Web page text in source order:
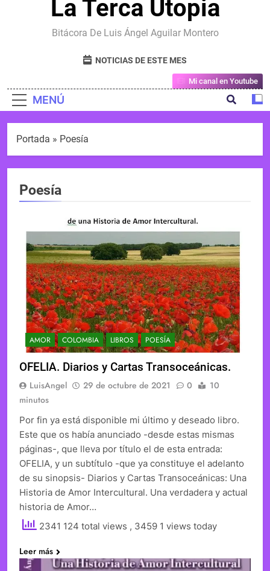
La Terca Utopia
Bitácora De Luis Ángel Aguilar Montero
NOTICIAS DE ESTE MES
MENÚ
Mi canal en Youtube
Portada » Poesía
Poesía
AMOR COLOMBIA LIBROS POESÍA
OFELIA. Diarios y Cartas Transoceánicas.
LuisAngel 29 de octubre de 2021 0
10
minutos
Por fin ya está disponible mi último y deseado libro.
Este que os había anunciado -desde estas mismas
páginas-, que lleva por título el de esta entrada:
OFELIA, y un subtítulo -que ya constituye el adelanto
de su sinopsis- Diarios y Cartas Transoceánicas: Una
Historia de Amor Intercultural. Una verdadera y actual
historia de Amor…
2341 124 total views , 3459 1 views today
Leer más